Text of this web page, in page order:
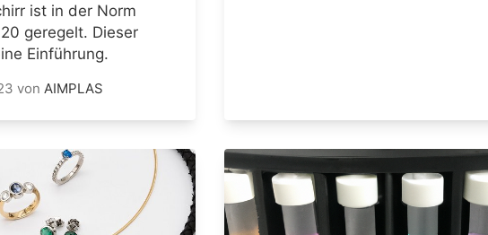
ist in der Norm
geregelt. Dieser
Einführung.
von AIMPLAS